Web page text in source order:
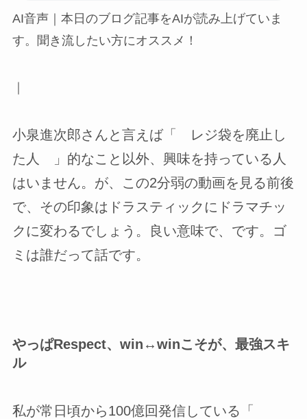
AI音声｜本日のブログ記事をAIが読み上げていま
す。聞き流したい方にオススメ！
小泉進次郎さんと言えば「 レジ袋を廃止し
た人 」的なこと以外、興味を持っている人
はいません。が、この2分弱の動画を見る前後
で、その印象はドラスティックにドラマチッ
クに変わるでしょう。良い意味で、です。ゴ
ミは誰だって話です。
やっぱRespect、win↔winこそが、最強スキ
ル
私が常日頃から100億回発信している「